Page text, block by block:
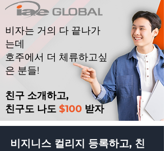
비자는 거의 다 끝나가
는데
호주에서 더 체류하고싶
은 분들!
친구 소개하고,
친구도 나도 $100 받자
​비지니스 컬리지 등록하고, 친